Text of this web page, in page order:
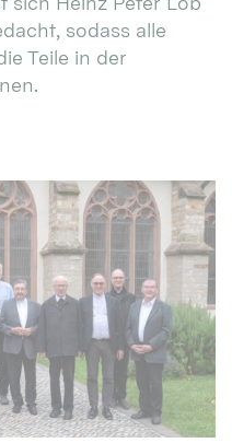
sodass alle
Teile in der